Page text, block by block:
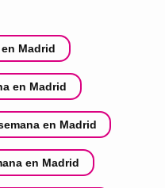
Madrid
en Madrid
en Madrid
en Madrid